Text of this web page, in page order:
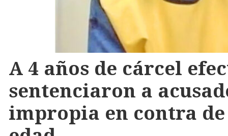
A 4 años de cárcel
sentenciaron a
impropia en contra